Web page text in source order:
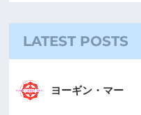
LATEST POSTS
ヨーギン・マー